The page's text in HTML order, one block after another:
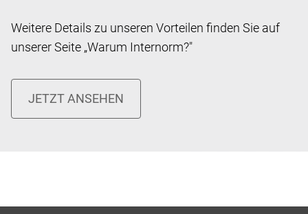
Weitere Details zu unseren Vorteilen finden Sie auf
unserer Seite „Warum Internorm?"